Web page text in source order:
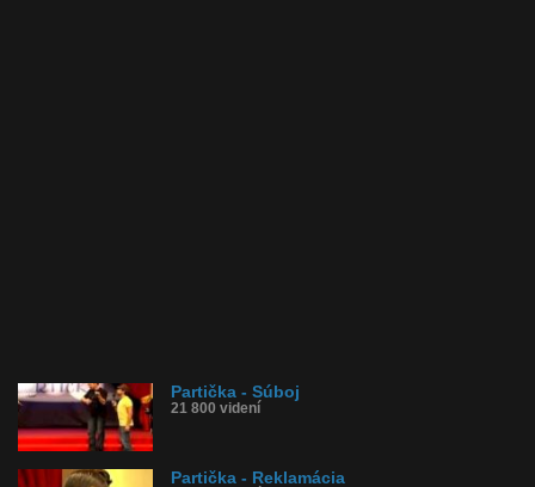
Partička - Súboj
21 800 videní
Partička - Reklamácia